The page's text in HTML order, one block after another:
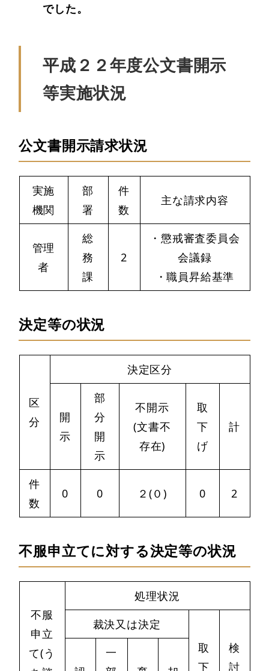
でした。
平成２２年度公文書開示
等実施状況
公文書開示請求状況
実施
機関
部
署
件
数
主な請求内容
管理
者
総
務
課
2
・懲戒審査委員会
会議録
・職員昇給基準
決定等の状況
区
分
決定区分
開
示
部
分
開
示
不開示
(文書不
存在)
取
下
げ
計
件
数
0 0 ２(０) 0 2
不服申立てに対する決定等の状況
不服
申立
て(う
処理状況
裁決又は決定
取
下
検
討
一